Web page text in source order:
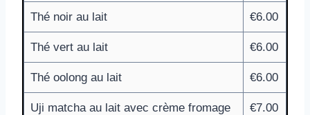
Thé noir au lait €6.00
Thé vert au lait €6.00
Thé oolong au lait €6.00
Uji matcha au lait avec crème fromage €7.00